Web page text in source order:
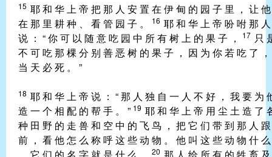
15 耶 和 华 上 帝 把 那 人 安 置 在 伊 甸 的 园 子 里 ， 让 他
在 那 里 耕 种 、 看 管 园 子 。
16 耶 和 华 上 帝 吩 咐 那 人
说 ： “ 你 可 以 随 意 吃 园 中 所 有 树 上 的 果 子 ，
17 只
不 可 吃 那 棵 分 别 善 恶 树 的 果 子 ， 因 为 你 若 吃 了 ，
当 天 必 死 。 ”
18 耶 和 华 上 帝 说 ： “ 那 人 独 自 一 人 不 好 ， 我 要 为
造 一 个 相 配 的 帮 手 。 ” 19 耶 和 华 上 帝 用 尘 土 造 了
种 田 野 的 走 兽 和 空 中 的 飞 鸟 ， 把 它 们 带 到 那 人 跟
前 ， 看 他 怎 么 称 呼 这 些 动 物 。 他 叫 这 些 动 物 什 么
20